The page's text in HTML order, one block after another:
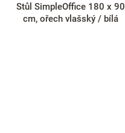
Stůl SimpleOffice 180 x 90
cm, ořech vlašský / bílá